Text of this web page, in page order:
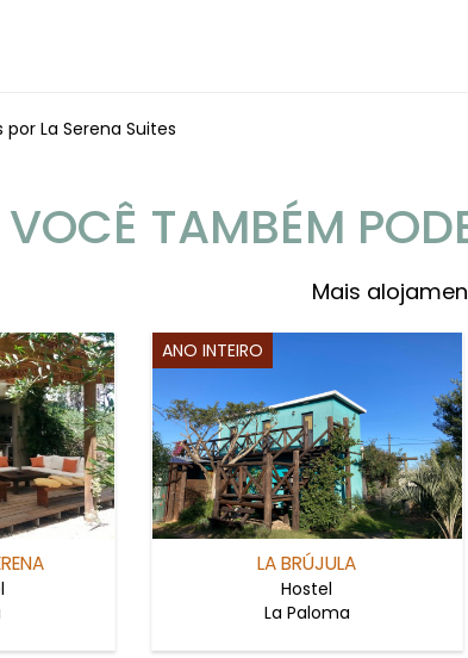
La Serena Suites
VOCÊ TAMBÉM
Mais
ANO INTEIRO
LA BRÚJULA
Hostel
La Paloma